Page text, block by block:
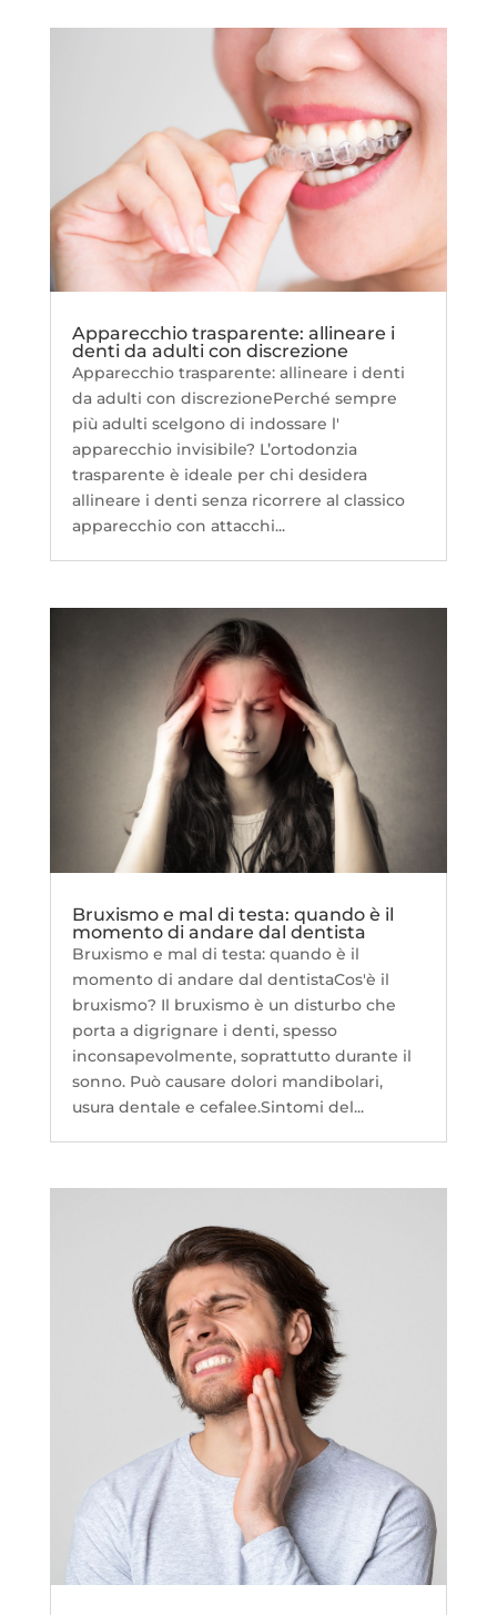
Apparecchio trasparente: allineare i
denti da adulti con discrezione
Apparecchio trasparente: allineare i denti
da adulti con discrezionePerché sempre
più adulti scelgono di indossare l'
apparecchio invisibile? L’ortodonzia
trasparente è ideale per chi desidera
allineare i denti senza ricorrere al classico
apparecchio con attacchi...
Bruxismo e mal di testa: quando è il
momento di andare dal dentista
Bruxismo e mal di testa: quando è il
momento di andare dal dentistaCos'è il
bruxismo? Il bruxismo è un disturbo che
porta a digrignare i denti, spesso
inconsapevolmente, soprattutto durante il
sonno. Può causare dolori mandibolari,
usura dentale e cefalee.Sintomi del...